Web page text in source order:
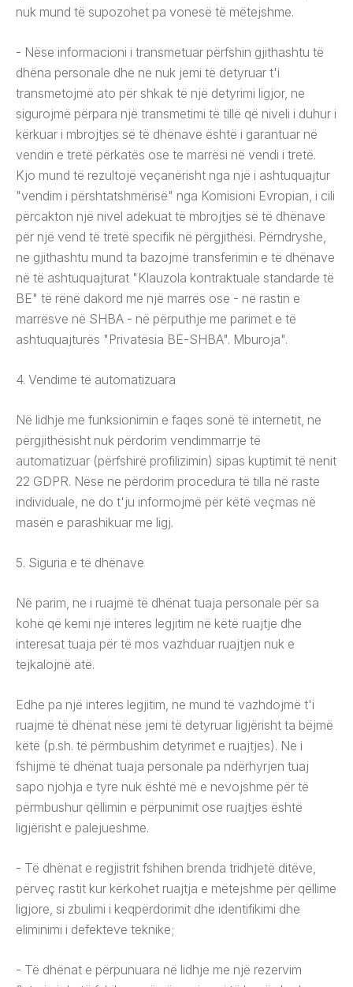
nuk mund të supozohet pa vonesë të mëtejshme.
- Nëse informacioni i transmetuar përfshin gjithashtu të
dhëna personale dhe ne nuk jemi të detyruar t'i
transmetojmë ato për shkak të një detyrimi ligjor, ne
sigurojmë përpara një transmetimi të tillë që niveli i duhur i
kërkuar i mbrojtjes së të dhënave është i garantuar në
vendin e tretë përkatës ose te marrësi në vendi i tretë.
Kjo mund të rezultojë veçanërisht nga një i ashtuquajtur
"vendim i përshtatshmërisë" nga Komisioni Evropian, i cili
përcakton një nivel adekuat të mbrojtjes së të dhënave
për një vend të tretë specifik në përgjithësi. Përndryshe,
ne gjithashtu mund ta bazojmë transferimin e të dhënave
në të ashtuquajturat "Klauzola kontraktuale standarde të
BE" të rënë dakord me një marrës ose - në rastin e
marrësve në SHBA - në përputhje me parimet e të
ashtuquajturës "Privatësia BE-SHBA". Mburoja".
4. Vendime të automatizuara
Në lidhje me funksionimin e faqes sonë të internetit, ne
përgjithësisht nuk përdorim vendimmarrje të
automatizuar (përfshirë profilizimin) sipas kuptimit të nenit
22 GDPR. Nëse ne përdorim procedura të tilla në raste
individuale, ne do t'ju informojmë për këtë veçmas në
masën e parashikuar me ligj.
5. Siguria e të dhënave
Në parim, ne i ruajmë të dhënat tuaja personale për sa
kohë që kemi një interes legjitim në këtë ruajtje dhe
interesat tuaja për të mos vazhduar ruajtjen nuk e
tejkalojnë atë.
Edhe pa një interes legjitim, ne mund të vazhdojmë t'i
ruajmë të dhënat nëse jemi të detyruar ligjërisht ta bëjmë
këtë (p.sh. të përmbushim detyrimet e ruajtjes). Ne i
fshijmë të dhënat tuaja personale pa ndërhyrjen tuaj
sapo njohja e tyre nuk është më e nevojshme për të
përmbushur qëllimin e përpunimit ose ruajtjes është
ligjërisht e palejueshme.
- Të dhënat e regjistrit fshihen brenda tridhjetë ditëve,
përveç rastit kur kërkohet ruajtja e mëtejshme për qëllime
ligjore, si zbulimi i keqpërdorimit dhe identifikimi dhe
eliminimi i defekteve teknike;
- Të dhënat e përpunuara në lidhje me një rezervim